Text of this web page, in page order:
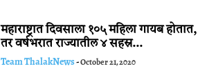
महाराष्ट्रात दिवसाला १०५ महिला गायब होतात,
तर वर्षभरात राज्यातील ४ सहस्र...
Team ThalakNews-October 21, 2020